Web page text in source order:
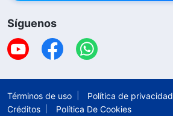
Síguenos
Términos de uso
Política de privacidad
Créditos
Política De Cookies